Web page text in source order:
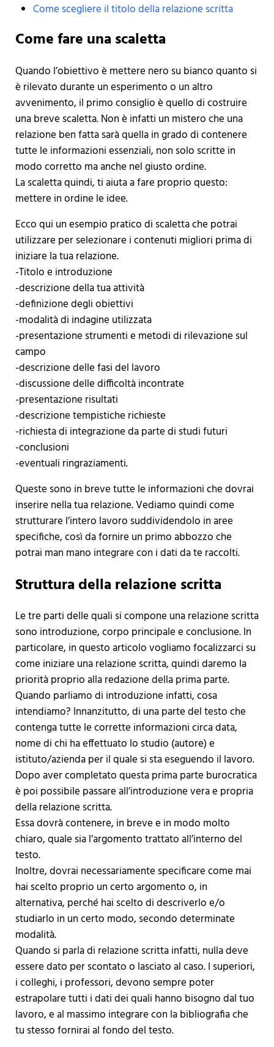
Come scegliere il titolo della relazione scritta
Come fare una scaletta
Quando l’obiettivo è mettere nero su bianco quanto si
è rilevato durante un esperimento o un altro
avvenimento, il primo consiglio è quello di costruire
una breve scaletta. Non è infatti un mistero che una
relazione ben fatta sarà quella in grado di contenere
tutte le informazioni essenziali, non solo scritte in
modo corretto ma anche nel giusto ordine.
La scaletta quindi, ti aiuta a fare proprio questo:
mettere in ordine le idee.
Ecco qui un esempio pratico di scaletta che potrai
utilizzare per selezionare i contenuti migliori prima di
iniziare la tua relazione.
-Titolo e introduzione
-descrizione della tua attività
-definizione degli obiettivi
-modalità di indagine utilizzata
-presentazione strumenti e metodi di rilevazione sul
campo
-descrizione delle fasi del lavoro
-discussione delle difficoltà incontrate
-presentazione risultati
-descrizione tempistiche richieste
-richiesta di integrazione da parte di studi futuri
-conclusioni
-eventuali ringraziamenti.
Queste sono in breve tutte le informazioni che dovrai
inserire nella tua relazione. Vediamo quindi come
strutturare l’intero lavoro suddividendolo in aree
specifiche, così da fornire un primo abbozzo che
potrai man mano integrare con i dati da te raccolti.
Struttura della relazione scritta
Le tre parti delle quali si compone una relazione scritta
sono introduzione, corpo principale e conclusione. In
particolare, in questo articolo vogliamo focalizzarci su
come iniziare una relazione scritta, quindi daremo la
priorità proprio alla redazione della prima parte.
Quando parliamo di introduzione infatti, cosa
intendiamo? Innanzitutto, di una parte del testo che
contenga tutte le corrette informazioni circa data,
nome di chi ha effettuato lo studio (autore) e
istituto/azienda per il quale si sta eseguendo il lavoro.
Dopo aver completato questa prima parte burocratica
è poi possibile passare all’introduzione vera e propria
della relazione scritta.
Essa dovrà contenere, in breve e in modo molto
chiaro, quale sia l’argomento trattato all’interno del
testo.
Inoltre, dovrai necessariamente specificare come mai
hai scelto proprio un certo argomento o, in
alternativa, perché hai scelto di descriverlo e/o
studiarlo in un certo modo, secondo determinate
modalità.
Quando si parla di relazione scritta infatti, nulla deve
essere dato per scontato o lasciato al caso. I superiori,
i colleghi, i professori, devono sempre poter
estrapolare tutti i dati dei quali hanno bisogno dal tuo
lavoro, e al massimo integrare con la bibliografia che
tu stesso fornirai al fondo del testo.